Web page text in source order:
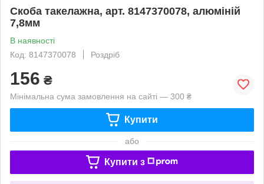
Скоба такелажна, арт. 8147370078, алюміній
7,8мм
В наявності
Код: 8147370078
Роздріб
156 ₴
Мінімальна сума замовлення на сайті — 300 ₴
Купити
або
Купити з